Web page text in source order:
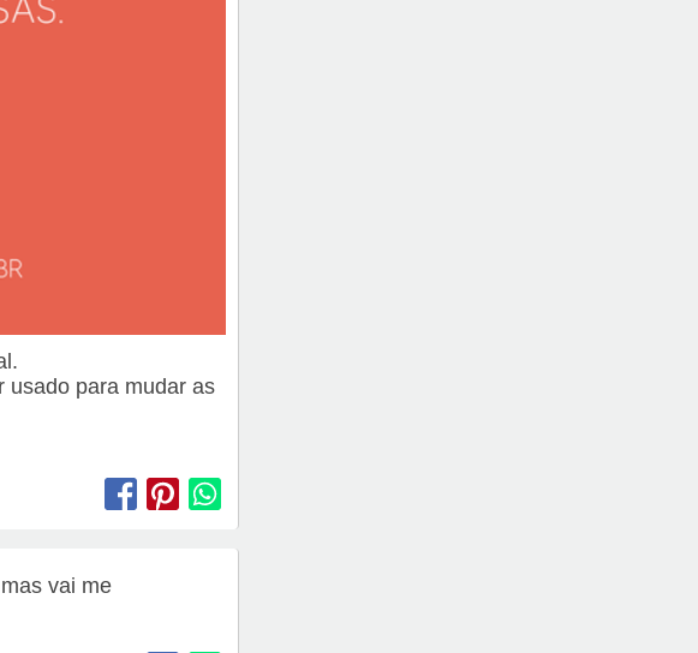
usado para mudar as
vai me